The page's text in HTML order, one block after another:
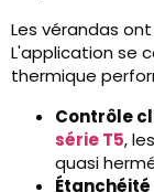
Les vérandas
L'application se
thermique
Contrôle
série T5,
quasi